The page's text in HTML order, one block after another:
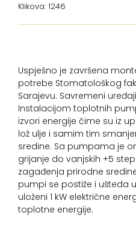
Klikova: 1246
Uspješno je završena
potrebe Stomatološkog
Sarajevu. Savremeni
Instalacijom toplotnih
izvori energije čime su iz
lož ulje i samim tim
sredine. Sa pumpama je
grijanje do vanjskih +5
zagađenja prirodne
pumpi se postiže i ušteda
uloženi 1 kW električne
toplotne energije.